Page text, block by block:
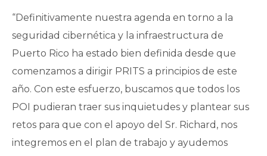
“Definitivamente nuestra agenda en torno a la
seguridad cibernética y la infraestructura de
Puerto Rico ha estado bien definida desde que
comenzamos a dirigir PRITS a principios de este
año. Con este esfuerzo, buscamos que todos los
POI pudieran traer sus inquietudes y plantear sus
retos para que con el apoyo del Sr. Richard, nos
integremos en el plan de trabajo y ayudemos